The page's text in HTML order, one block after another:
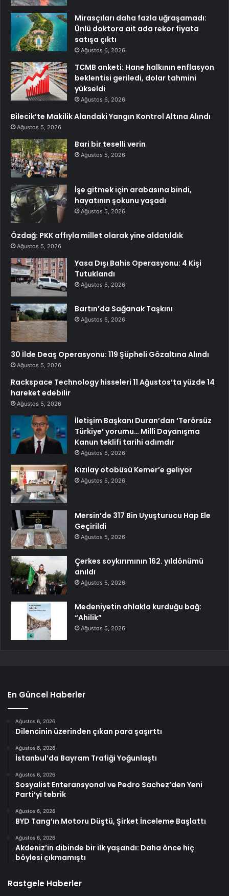
Mirasçıları daha fazla uğraşamadı:
Ünlü doktora ait ada rekor fiyata
satışa çıktı
Ağustos 6, 2026
TCMB anketi: Hane halkının enflasyon
beklentisi geriledi, dolar tahmini
yükseldi
Ağustos 6, 2026
Bilecik’te Makilik Alandaki Yangın Kontrol Altına Alındı
Ağustos 5, 2026
Bari bir teselli verin
Ağustos 5, 2026
İşe gitmek için arabasına bindi,
hayatının şokunu yaşadı
Ağustos 5, 2026
Özdağ: PKK affıyla millet olarak yine aldatıldık
Ağustos 5, 2026
Yasa Dışı Bahis Operasyonu: 4 Kişi
Tutuklandı
Ağustos 5, 2026
Bartın’da Sağanak Taşkını
Ağustos 5, 2026
30 İlde Deaş Operasyonu: 119 Şüpheli Gözaltına Alındı
Ağustos 5, 2026
Rackspace Technology hisseleri 11 Ağustos’ta yüzde 14
hareket edebilir
Ağustos 5, 2026
İletişim Başkanı Duran’dan ‘Terörsüz
Türkiye’ yorumu… Millî Dayanışma
Kanun teklifi tarihi adımdır
Ağustos 5, 2026
Kızılay otobüsü Kemer’e geliyor
Ağustos 5, 2026
Mersin’de 317 Bin Uyuşturucu Hap Ele
Geçirildi
Ağustos 5, 2026
Çerkes soykırımının 162. yıldönümü
anıldı
Ağustos 5, 2026
Medeniyetin ahlakla kurduğu bağ:
“Ahilik”
Ağustos 5, 2026
En Güncel Haberler
Ağustos 6, 2026
Dilencinin üzerinden çıkan para şaşırttı
Ağustos 6, 2026
İstanbul’da Bayram Trafiği Yoğunlaştı
Ağustos 6, 2026
Sosyalist Enteransyonal ve Pedro Sachez’den Yeni
Parti’yi tebrik
Ağustos 6, 2026
BYD Tang’ın Motoru Düştü, Şirket İnceleme Başlattı
Ağustos 6, 2026
Akdeniz’in dibinde bir ilk yaşandı: Daha önce hiç
böylesi çıkmamıştı
Rastgele Haberler